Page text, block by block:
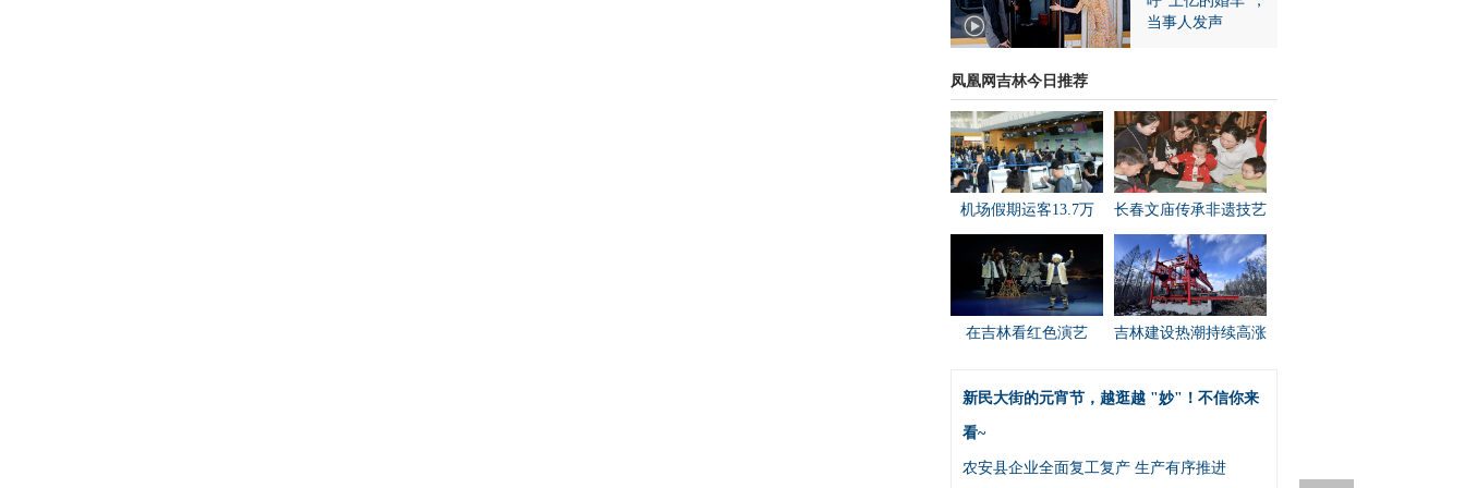
当事人发声
凤凰网吉林今日推荐
机场假期运客13.7万 长春文庙传承非遗技艺
在吉林看红色演艺 吉林建设热潮持续高涨
新民大街的元宵节，越逛越 "妙"！不信你来
看~
农安县企业全面复工复产 生产有序推进